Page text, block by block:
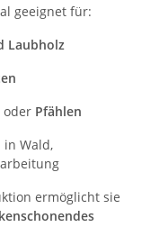
geeignet für:
Laubholz
oder Pfählen
in Wald,
ermöglicht sie